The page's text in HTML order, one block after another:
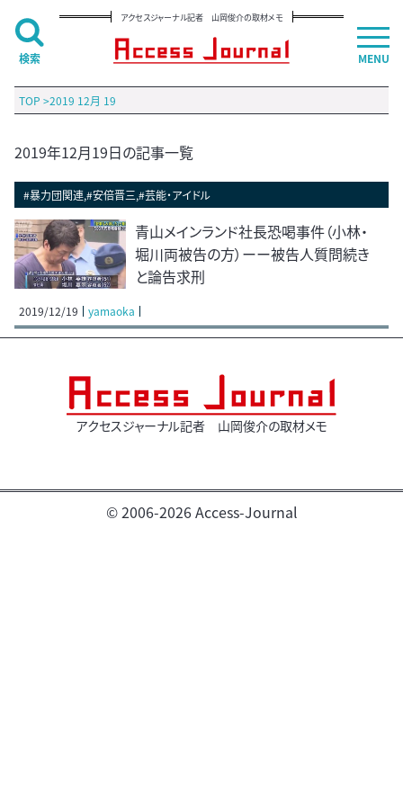
アクセスジャーナル記者 山岡俊介の取材メモ
TOP >2019 12月 19
2019年12月19日の記事一覧
#暴力団関連,#安倍晋三,#芸能・アイドル
青山メインランド社長恐喝事件（小林・
堀川両被告の方）ーー被告人質問続き
と論告求刑
2019/12/19 yamaoka
アクセスジャーナル記者 山岡俊介の取材メモ
© 2006-2026 Access-Journal
MENU
検索